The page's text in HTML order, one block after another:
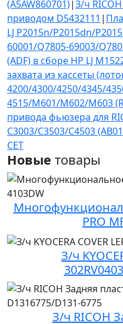
(A5AW860701)|З/ч
приводом D5432111 |
LJ P2015n/P2015dn/
60001/Q7805-69003/
(ADF) в сборе HP LJ
захвата из кассеты
4200/4300/4250/4345/
4515/M601/M602/M603
привода фьюзера для
C3003/C3503/C4503
CET
Новые товары
PRO
З/ч
З/ч RICOH